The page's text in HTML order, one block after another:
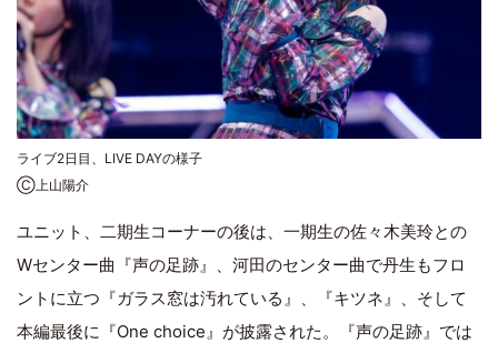
ライブ2日目、LIVE DAYの様子
Ⓒ上山陽介
ユニット、二期生コーナーの後は、一期生の佐々木美玲との
Wセンター曲『声の足跡』、河田のセンター曲で丹生もフロ
ントに立つ『ガラス窓は汚れている』、『キツネ』、そして
本編最後に『One choice』が披露された。『声の足跡』では